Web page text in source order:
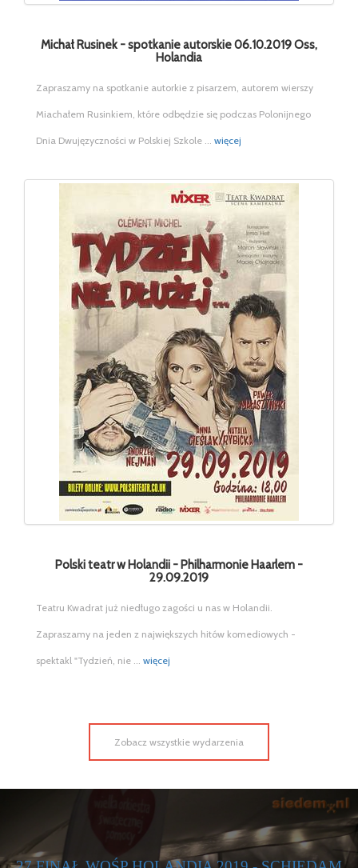
Michał Rusinek - spotkanie autorskie 06.10.2019 Oss,
Holandia
Zapraszamy na spotkanie autorkie z pisarzem, autorem wierszy
Miachałem Rusinkiem, które odbędzie się podczas Polonijnego
Dnia Dwujęzyczności w Polskiej Szkole ... więcej
Polski teatr w Holandii - Philharmonie Haarlem -
29.09.2019
Teatru Kwadrat już niedługo zagości u nas w Holandii.
Zapraszamy na jeden z największych hitów komediowych -
spektakl "Tydzień, nie ... więcej
Zobacz wszystkie wydarzenia